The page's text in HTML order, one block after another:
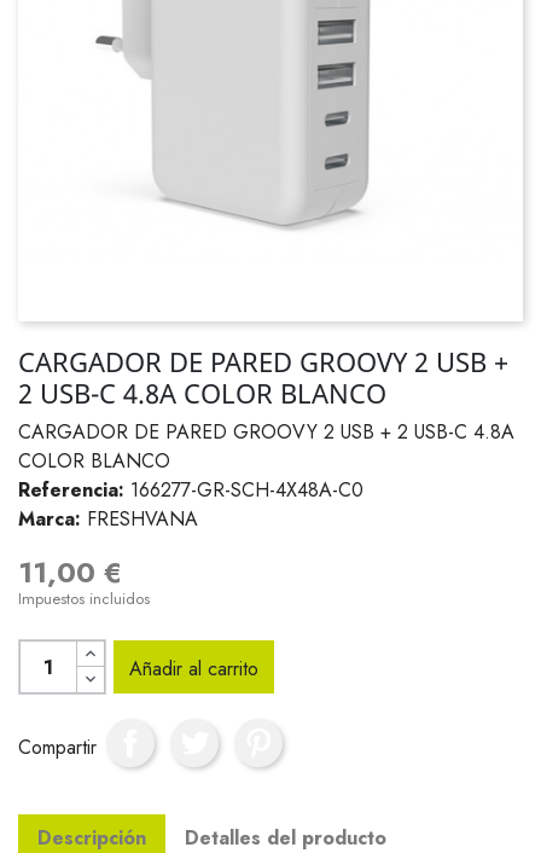
CARGADOR DE PARED GROOVY 2 USB +
2 USB-C 4.8A COLOR BLANCO
CARGADOR DE PARED GROOVY 2 USB + 2 USB-C 4.8A
COLOR BLANCO
Referencia: 166277-GR-SCH-4X48A-C0
Marca: FRESHVANA
11,00 €
Impuestos incluidos
Añadir al carrito
Compartir
Descripción Detalles del producto